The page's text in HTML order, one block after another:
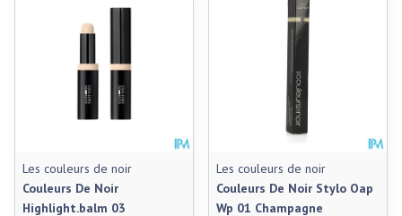
Les couleurs de noir
Couleurs De Noir
Highlight.balm 03
Les couleurs de noir
Couleurs De Noir Stylo Oap
Wp 01 Champagne